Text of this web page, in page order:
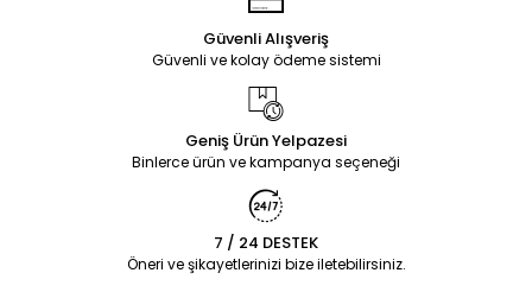
Güvenli Alışveriş
Güvenli ve kolay ödeme sistemi
Geniş Ürün Yelpazesi
Binlerce ürün ve kampanya seçeneği
7 / 24 DESTEK
Öneri ve şikayetlerinizi bize iletebilirsiniz.